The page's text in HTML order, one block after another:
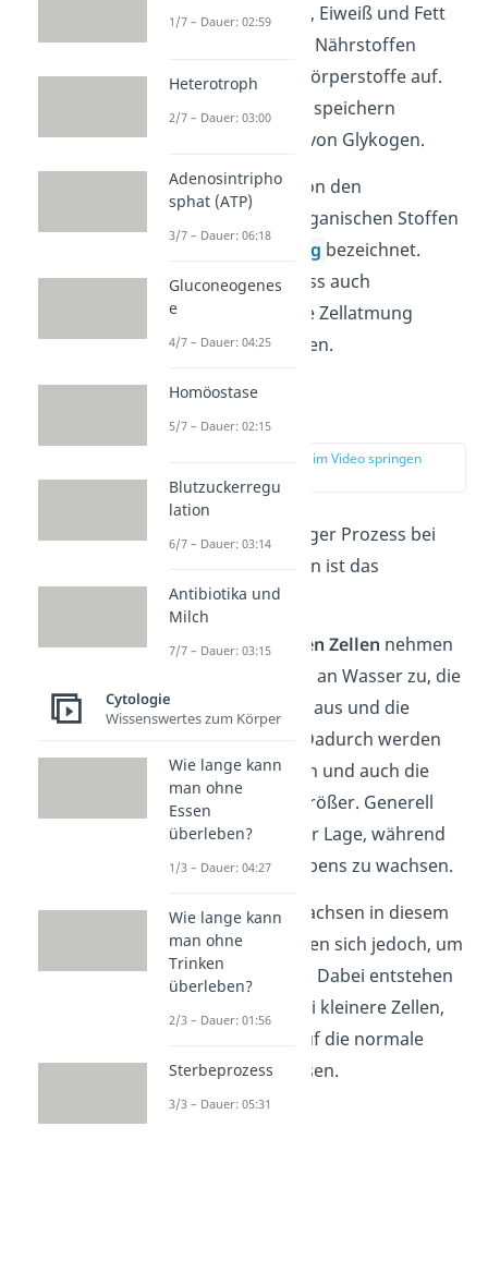
wie Kohlenhydrate, Eiweiß und Fett
zu sich. Aus diesen Nährstoffen
bauen sie eigene Körperstoffe auf.
Die Kohlenhydrate speichern
Tierzellen in Form von Glykogen.
Diese Zerlegung von den
energiereichen, organischen Stoffen
wird als
Zellatmung bezeichnet.
Wichtig ist hier, dass auch
Pflanzenzellen eine Zellatmung
durchführen können.
Zellwachstum
zur Stelle im Video springen
Ein weiterer wichtiger Prozess bei
Tieren und Pflanzen ist das
Zellwachstum.
Bei denpflanzlichen Zellen nehmen
dafür die Vakuolen an Wasser zu, die
Zellen dehnen sich aus und die
Zellwand wächst. Dadurch werden
die einzelnen Zellen und auch die
gesamte Pflanze größer. Generell
sind Pflanzen in der Lage, während
ihres gesamten Lebens zu wachsen.
Tierische Zellen
wachsen in diesem
Sinne nicht. Sie teilen sich jedoch, um
sich zu vermehren. Dabei entstehen
aus einer Zelle zwei kleinere Zellen,
die dann wieder auf die normale
Größe heranwachsen.
1/7 – Dauer: 02:59
Heterotroph
2/7 – Dauer: 03:00
Adenosintripho
sphat (ATP)
3/7 – Dauer: 06:18
Gluconeogenes
e
4/7 – Dauer: 04:25
Homöostase
5/7 – Dauer: 02:15
Blutzuckerregu
lation
6/7 – Dauer: 03:14
Antibiotika und
Milch
7/7 – Dauer: 03:15
Cytologie
Wissenswertes zum Körper
Wie lange kann
man ohne
Essen
überleben?
1/3 – Dauer: 04:27
Wie lange kann
man ohne
Trinken
überleben?
2/3 – Dauer: 01:56
Sterbeprozess
3/3 – Dauer: 05:31